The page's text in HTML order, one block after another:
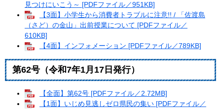
見つけにいこう～ [PDFファイル／951KB]
【3面】小学生から消費者トラブルに注意!! / 「佐渡島
（さど）の金山」出前授業について [PDFファイル／
610KB]
【4面】インフォメーション [PDFファイル／789KB]
第62号（令和7年1月17日発行）
【全面】第62号 [PDFファイル／2.72MB]
【1面】いじめ見逃しゼロ県民の集い [PDFファイル／